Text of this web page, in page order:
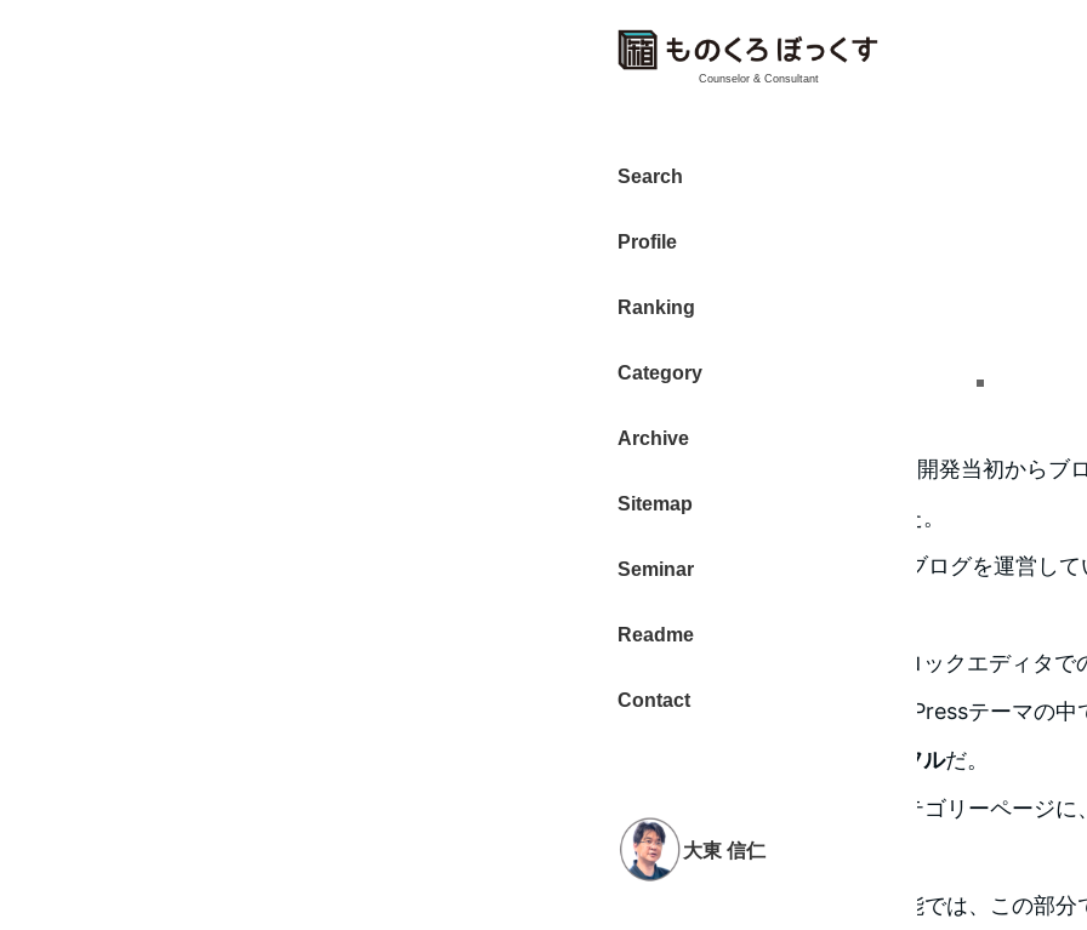
Counselor & Consultant
Search
Profile
Ranking
Category
Archive
Sitemap
Seminar
Readme
Contact
大東 信仁
Snow Monkeyは素晴らしい。開発当初からブ
伝えするチャンスにも恵まれた。
WEBサイト構築だけでなく、ブログを運営し
様々な機能が使えること、ブロックエディタで
加えて、私が知る限りのWordPressテーマの中
パワフルだ。
WordPressの自動出力するカテゴリーページ
と、SEO効果が大きい。
しかし、WordPressの標準機能では、この部